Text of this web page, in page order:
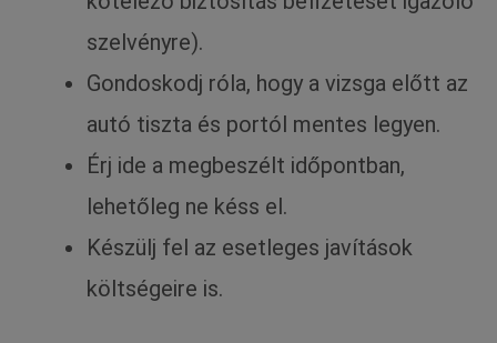
szelvényre).
Gondoskodj róla, hogy a vizsga előtt az
autó tiszta és portól mentes legyen.
Érj ide a megbeszélt időpontban,
lehetőleg ne késs el.
Készülj fel az esetleges javítások
költségeire is.